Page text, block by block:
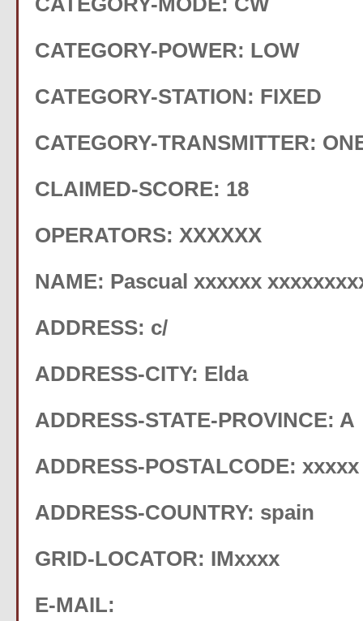
CATEGORY-POWER: LOW
CATEGORY-STATION: FIXED
CATEGORY-TRANSMITTER:
CLAIMED-SCORE: 18
OPERATORS: XXXXXX
NAME: Pascual xxxxxx
ADDRESS: c/
ADDRESS-CITY: Elda
ADDRESS-STATE-PROVINCE: A
ADDRESS-POSTALCODE: xxxxx
ADDRESS-COUNTRY: spain
GRID-LOCATOR: IMxxxx
E-MAIL: